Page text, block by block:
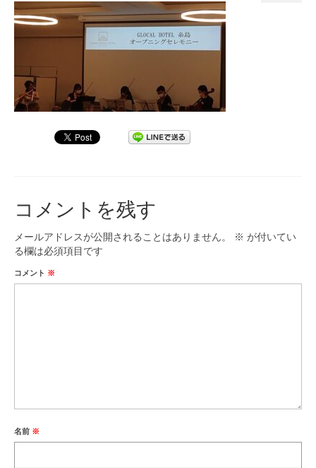
卒業記念演奏会2027
九大フィルとは
九大フィルの歴史
ご寄付のお願い
団員専用ページ
コメントを残す
メールアドレスが公開されることはありません。 ※ が付いてい
る欄は必須項目です
コメント ※
名前 ※